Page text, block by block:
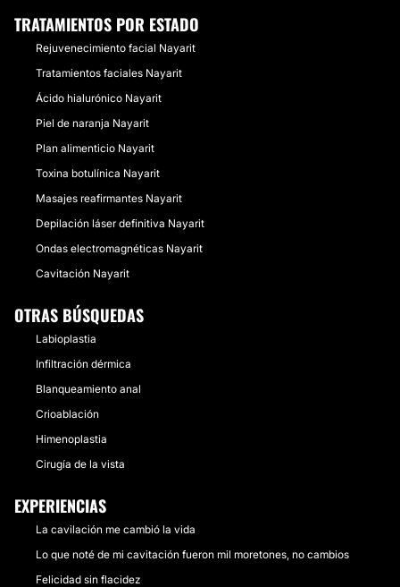
TRATAMIENTOS POR ESTADO
Rejuvenecimiento facial Nayarit
Tratamientos faciales Nayarit
Ácido hialurónico Nayarit
Piel de naranja Nayarit
Plan alimenticio Nayarit
Toxina botulínica Nayarit
Masajes reafirmantes Nayarit
Depilación láser definitiva Nayarit
Ondas electromagnéticas Nayarit
Cavitación Nayarit
OTRAS BÚSQUEDAS
Labioplastia
Infiltración dérmica
Blanqueamiento anal
Crioablación
Himenoplastia
Cirugía de la vista
EXPERIENCIAS
La cavilación me cambió la vida
Lo que noté de mi cavitación fueron mil moretones, no cambios
Felicidad sin flacidez